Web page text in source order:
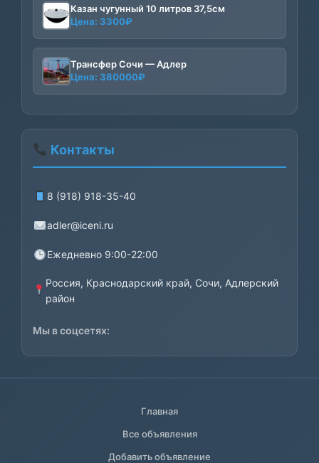
Казан чугунный 10 литров 37,5см
Цена: 3300₽
Трансфер Сочи — Адлер
Цена: 380000₽
Контакты
8 (918) 918-35-40
adler@iceni.ru
Ежедневно 9:00-22:00
Россия, Краснодарский край, Сочи, Адлерский
район
Мы в соцсетях:
Главная
Все объявления
Добавить объявление